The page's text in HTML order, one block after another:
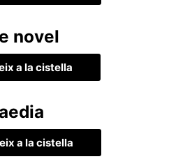
novel
a la cistella
a la cistella